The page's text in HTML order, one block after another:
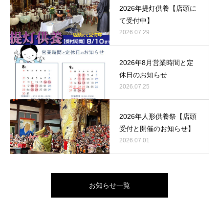
2026年提灯供養【店頭に
て受付中】
2026.07.29
2026年8月営業時間と定
休日のお知らせ
2026.07.25
2026年人形供養祭【店頭
受付と開催のお知らせ】
2026.07.01
お知らせ一覧